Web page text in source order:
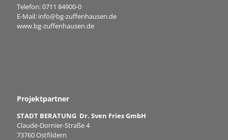
Telefon:0711 84900-0
E-Mail: info@bg-zuffenhausen.de
www.bg-zuffenhausen.de
Projektpartner
STADT BERATUNG Dr. Sven Fries GmbH
Claude-Dornier-Straße 4
73760 Ostfildern